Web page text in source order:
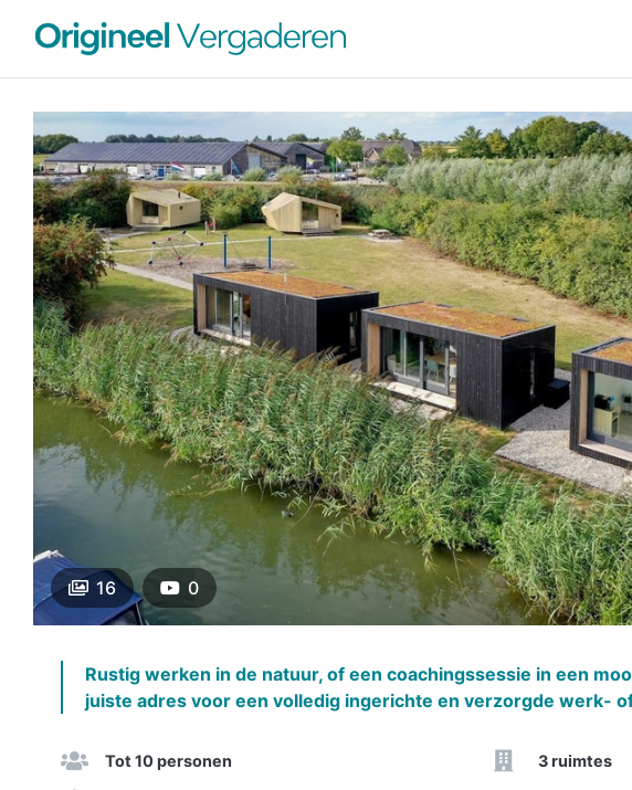
16 0
Rustig werken in de natuur, of een coachingssessie in een
juiste adres voor een volledig ingerichte en verzorgde werk-
Tot 10 personen 3 ruimtes